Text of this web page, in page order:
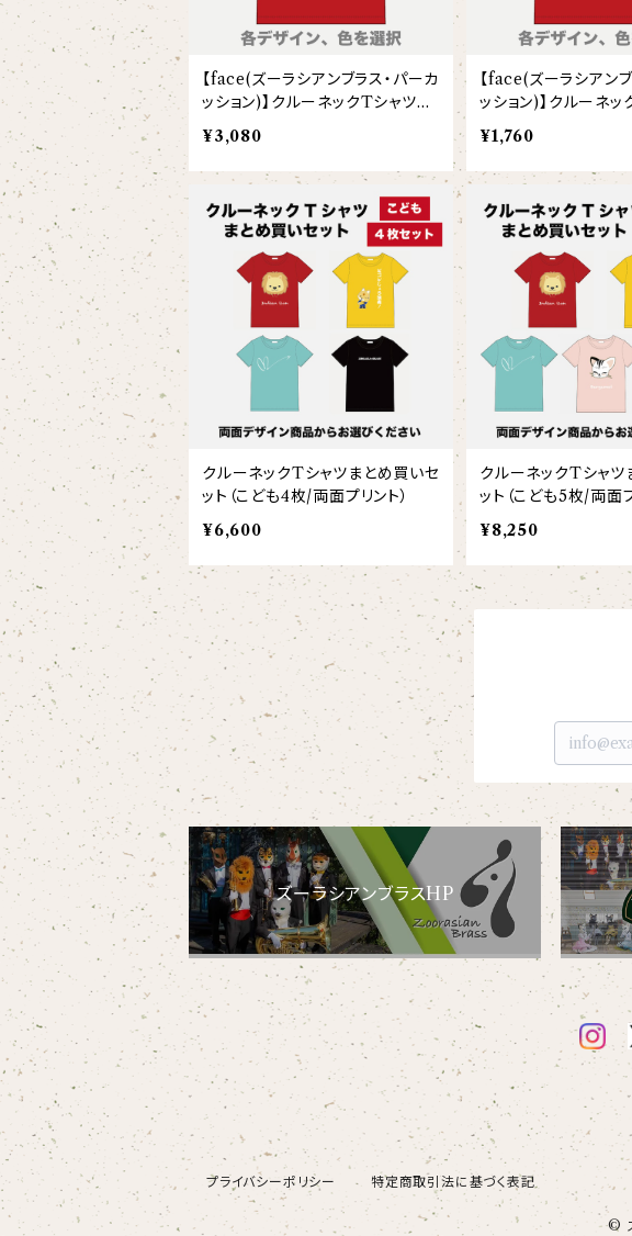
【hibiscus】
【I love】
【EVENT ※期間限定商品】
【xx's day】
【birthday】
【Allstar】
【unit】
オリジナルイラストTシャツ
侍BRASSTシャツ
【vividtypo】
【wreath】
【custom_point】
【face_point】
【balancing typo】
【resort】
【ビッグプリント】
【crest_turquoise】
【piano】
【balancing typo】
【resort】
ポロシャツ
【emblem_basic】
【emblem_chara】
【crest】
カラードライポロシャツ
【Brass_emblem】
シャツ
アロハシャツ
ボタンダウン半袖シャツ
オックスフォード長袖シャツ
パーカー
プルオーバーパーカー
フルジップパーカー
ドライジップパーカー
ドライストレッチプルオーバーパーカー
トレーナー
スウェットパンツ
【custom_point】
【xx's day】
【Allstar】
【embrem_American】
【Amazing player】
【EVENT ※期間限定商品】
ヘアアクセサリー
ソックス
ネクタイ
ラグランTシャツ
ダンボールニットTシャツ
カーディガン
マフラー
ジュートバッグ
サコッシュ
ポシェット
バックパック・リュック
スマトラトラ
ホッキョクグマ
ハンナ
マルゴー
ムートン
ベルガモット
ローズマリー
パーカッション
ドール
ナマケモノ
リトルシスタードール
たたきのトリ アイリス
たたきのトリ スカーレット
ズーラシアンフィルハーモニー管弦楽団
コビトカバ
ジャイアントパンダ
ゴールデンターキン
オセロット
グランパバク
アンクルバク
雲豹（ウンピョウ）
アムールヒョウ
白ヤギ
黒ヤギ
メガネグマ
オルコット
フランソワルトン
チーター
オコジョ
ホワイトライオン
はたらくトリ
指揮者3人衆
トランペッターズ
バク一族
【face(ズーラシアンブラス・パーカ
ッション)】クルーネックTシャツ
（半袖）（大人）
¥3,080
【face(ズーラシアン
ッション)】クルーネッ
（半袖）（こども）
¥1,760
クルーネックTシャツまとめ買いセ
ット（こども4枚/両面プリント）
¥6,600
クルーネックTシャツ
ット（こども5枚/両面プ
¥8,250
ズーラシアンブラスHP
プライバシーポリシー 特定商取引法に基づく表記
©